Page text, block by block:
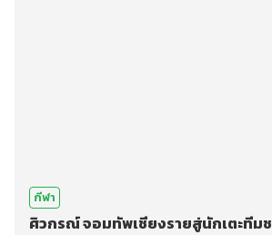
กีฬา
ศิวกรณ์ จอมทัพเชียงรายสู่นักเตะทีม